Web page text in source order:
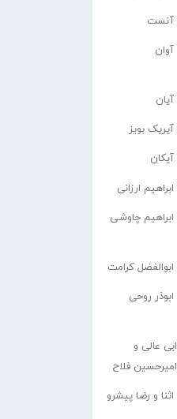
آنست
آوان
آیان
آیریک بویز
آیکان
ابراهیم ارزانی
ابراهیم چاوشی
ابوالفضل کرامت
ابوذر روحی
ابی عالی و
امیرحسین فلاح
اثنا و رضا پیشرو